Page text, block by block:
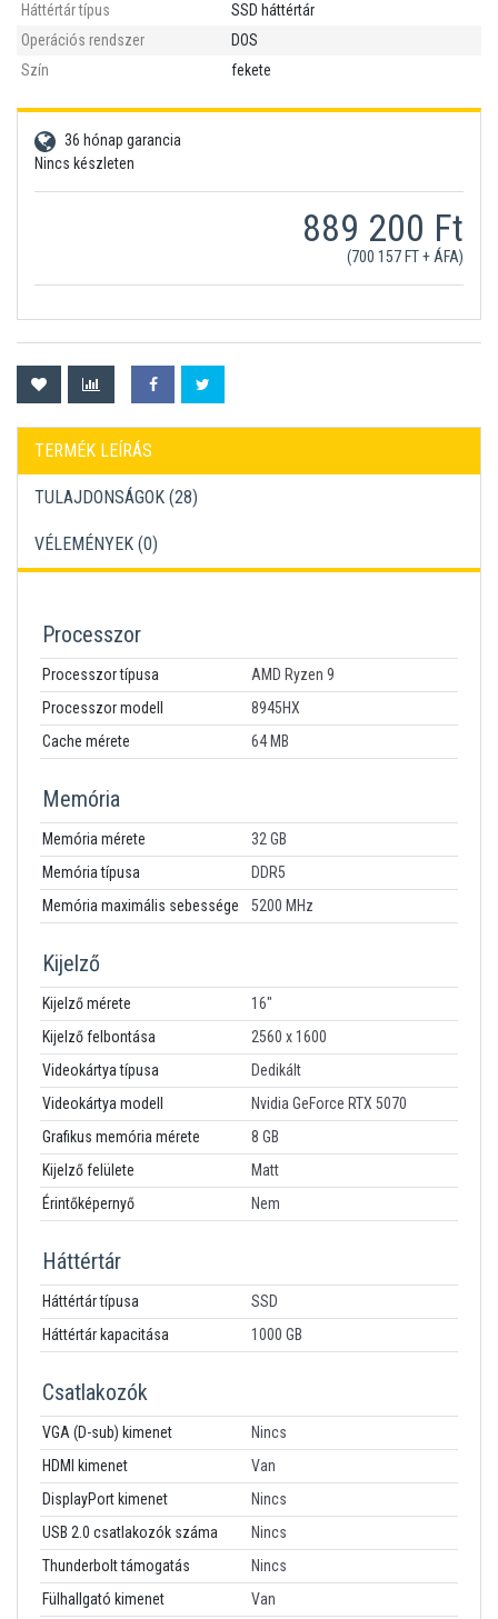
Háttértár típus
SSD háttértár
Operációs rendszer
DOS
Szín
fekete
36 hónap garancia
Nincs készleten
889 200 Ft
(700 157 FT + ÁFA)
TERMÉK LEÍRÁS
TULAJDONSÁGOK (28)
VÉLEMÉNYEK (0)
Processzor
Processzor típusa
AMD Ryzen 9
Processzor modell
8945HX
Cache mérete
64 MB
Memória
Memória mérete
32 GB
Memória típusa
DDR5
Memória maximális sebessége
5200 MHz
Kijelző
Kijelző mérete
16"
Kijelző felbontása
2560 x 1600
Videokártya típusa
Dedikált
Videokártya modell
Nvidia GeForce RTX 5070
Grafikus memória mérete
8 GB
Kijelző felülete
Matt
Érintőképernyő
Nem
Háttértár
Háttértár típusa
SSD
Háttértár kapacitása
1000 GB
Csatlakozók
VGA (D-sub) kimenet
Nincs
HDMI kimenet
Van
DisplayPort kimenet
Nincs
USB 2.0 csatlakozók száma
Nincs
Thunderbolt támogatás
Nincs
Fülhallgató kimenet
Van